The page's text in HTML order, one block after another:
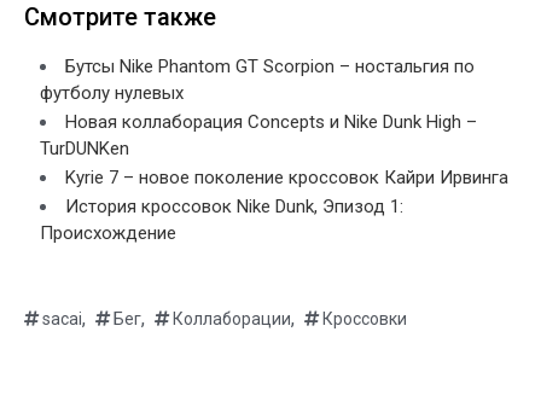
Смотрите также
Бутсы Nike Phantom GT Scorpion – ностальгия по
футболу нулевых
Новая коллаборация Concepts и Nike Dunk High –
TurDUNKen
Kyrie 7 – новое поколение кроссовок Кайри Ирвинга
История кроссовок Nike Dunk, Эпизод 1:
Происхождение
sacai, Бег, Коллаборации, Кроссовки